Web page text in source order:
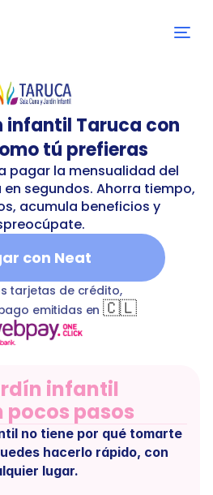
infantil Taruca con
tú prefieras
pagar la mensualidad del
segundos. Ahorra tiempo,
acumula beneficios y
con Neat
Jardín infantil Taruca
tarjetas de crédito,
emitidas en 🇨🇱
infantil
pocos pasos
no tiene por qué tomarte
hacerlo rápido, con
lugar.